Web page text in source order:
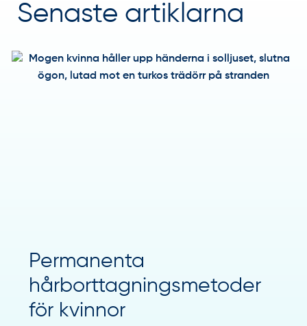
Senaste artiklarna
Permanenta
hårborttagningsmetoder
för kvinnor